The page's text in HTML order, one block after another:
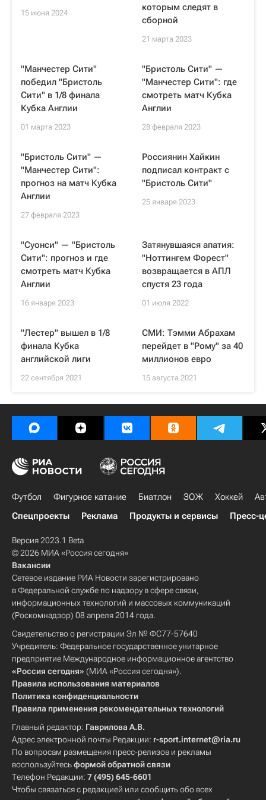
15 июня 2024
которым следят в
сборной
21 марта 2023
"Манчестер Сити"
победил "Бристоль
Сити" в 1/8 финала
Кубка Англии
01 марта 2023
"Бристоль Сити" —
"Манчестер Сити": где
смотреть матч Кубка
Англии
28 февраля 2023
"Бристоль Сити" —
"Манчестер Сити":
прогноз на матч Кубка
Англии
27 февраля 2023
Россиянин Хайкин
подписал контракт с
"Бристоль Сити"
25 января 2023
"Суонси" — "Бристоль
Сити": прогноз и где
смотреть матч Кубка
Англии
16 января 2023
Затянувшаяся апатия:
"Ноттингем Форест"
возвращается в АПЛ
спустя 23 года
01 июля 2022
"Лестер" вышел в 1/8
финала Кубка
английской лиги
22 сентября 2021
СМИ: Тэмми Абрахам
перейдет в "Рому" за 40
миллионов евро
15 августа 2021
Футбол Фигурное катание Биатлон ЗОЖ Хоккей
Спецпроекты
Реклама Продукты и сервисы Пресс-
Версия 2023.1 Beta
© 2026 МИА «Россия сегодня»
Вакансии
Сетевое издание РИА Новости зарегистрировано
в Федеральной службе по надзору в сфере связи,
информационных технологий и массовых коммуникаций
(Роскомнадзор) 08 апреля 2014 года.
Свидетельство о регистрации Эл № ФС77-57640
Учредитель: Федеральное государственное унитарное
предприятие Международное информационное агентство
«Россия сегодня» (МИА «Россия сегодня»).
Правила использования материалов
Политика конфиденциальности
Правила применения рекомендательных технологий
Главный редактор: Гаврилова А.В.
Адрес электронной почты Редакции: r-sport.internet@ria.ru
По вопросам размещения пресс-релизов и рекламы
воспользуйтесьформой обратной связи
Телефон Редакции: 7 (495) 645-6601
Чтобы связаться с редакцией или сообщить обо всех